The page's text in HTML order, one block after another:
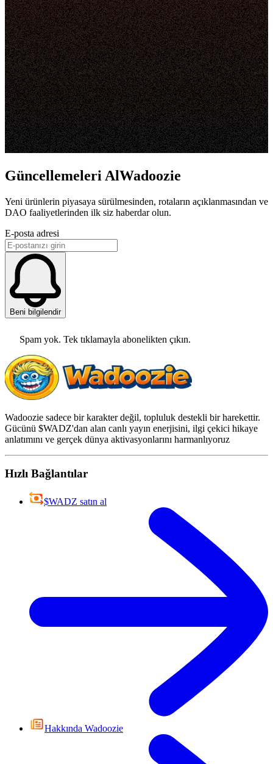
Güncellemeleri AlWadoozie
Yeni ürünlerin piyasaya sürülmesinden, rotaların açıklanmasından ve
DAO faaliyetlerinden ilk siz haberdar olun.
E-posta adresi
Beni bilgilendir
Spam yok. Tek tıklamayla abonelikten çıkın.
Wadoozie sadece bir karakter değil, topluluk destekli bir harekettir.
Gücünü $WADZ'dan alan canlı yayın enerjisini, ilgi çekici hikaye
anlatımını ve gerçek dünya aktivasyonlarını harmanlıyoruz
Hızlı Bağlantılar
$WADZ satın al
Hakkında Wadoozie